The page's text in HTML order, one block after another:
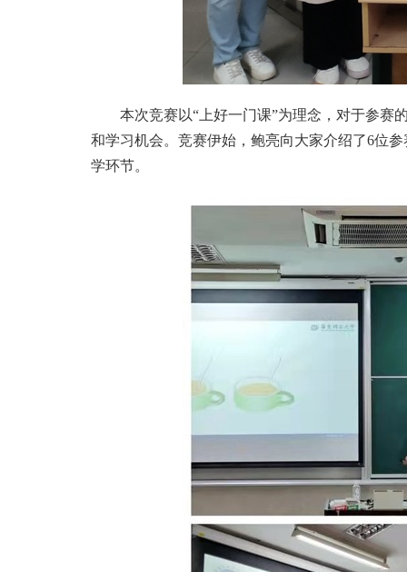
本次竞赛以“上好一门课”为理念，对于参赛
和学习机会。竞赛伊始，鲍亮向大家介绍了6位参
学环节。